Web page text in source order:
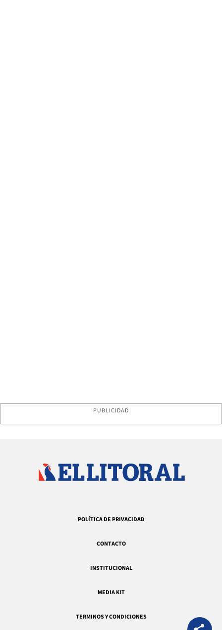
PUBLICIDAD
POLÍTICA DE PRIVACIDAD
CONTACTO
INSTITUCIONAL
MEDIA KIT
TERMINOS Y CONDICIONES